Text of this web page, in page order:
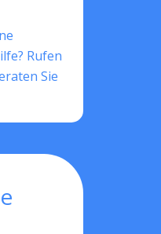
Rufen
Sie